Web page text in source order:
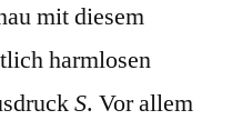
mit diesem
harmlosen
S. Vor allem